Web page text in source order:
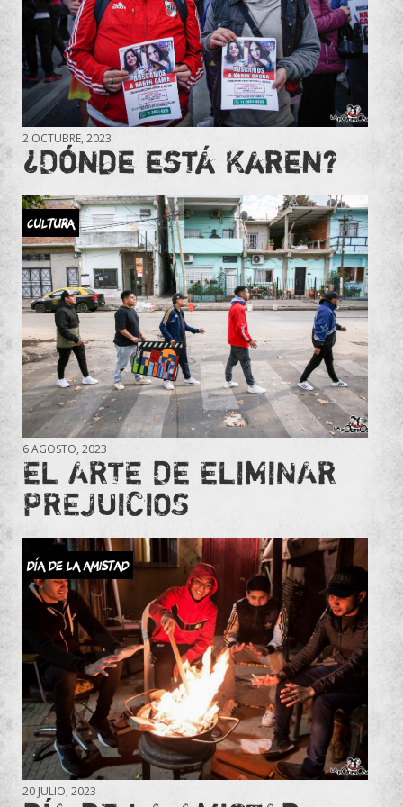
2 OCTUBRE, 2023
¿Dónde está Karen?
Cultura
6 AGOSTO, 2023
EL ARTE DE ELIMINAR
PREJUICIOS
Día de la amistad
20 JULIO, 2023